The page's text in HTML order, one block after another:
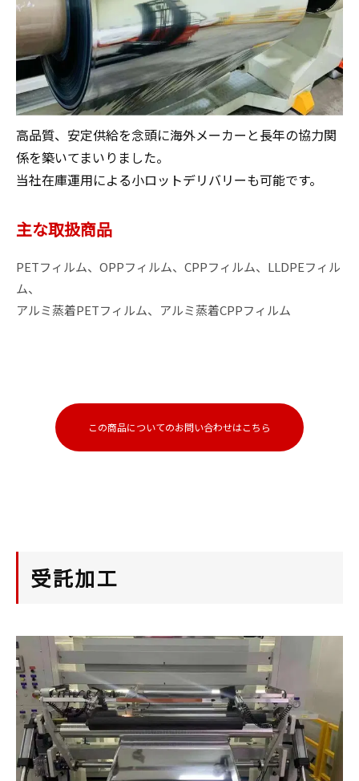
高品質、安定供給を念頭に海外メーカーと長年の協力関
係を築いてまいりました。
当社在庫運用による小ロットデリバリーも可能です。
主な取扱商品
PETフィルム、OPPフィルム、CPPフィルム、LLDPEフィル
ム、
アルミ蒸着PETフィルム、アルミ蒸着CPPフィルム
この商品についてのお問い合わせはこちら
受託加工